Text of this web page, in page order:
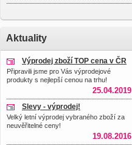
Aktuality
Výprodej zboží TOP cena v ČR
Připravili jsme pro Vás výprodejové
produkty s nejlepší cenou na trhu!
25.04.2019
Slevy - výprodej!
Velký letní výprodej vybraného zboží za
neuvěřitelné ceny!
19.08.2016